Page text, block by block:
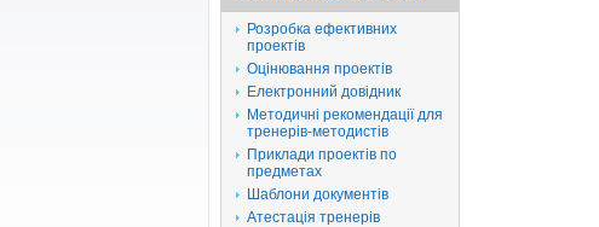
Розробка ефективних
проектів
Оцінювання проектів
Електронний довідник
Методичні рекомендації для
тренерів-методистів
Приклади проектів по
предметах
Шаблони документів
Атестація тренерів